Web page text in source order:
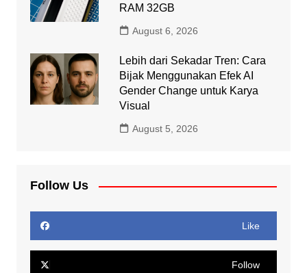
RAM 32GB
August 6, 2026
Lebih dari Sekadar Tren: Cara
Bijak Menggunakan Efek AI
Gender Change untuk Karya
Visual
August 5, 2026
Follow Us
Like
Follow